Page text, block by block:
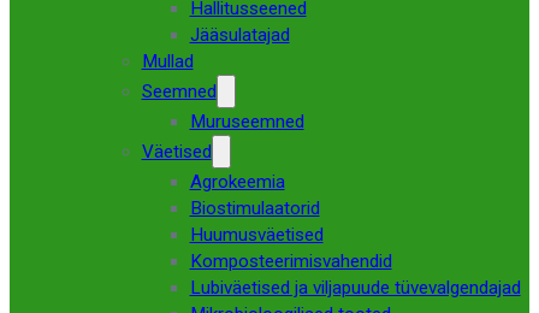
Hallitusseened
Jääsulatajad
Mullad
Seemned
Muruseemned
Väetised
Agrokeemia
Biostimulaatorid
Huumusväetised
Komposteerimisvahendid
Lubiväetised ja viljapuude tüvevalgendajad